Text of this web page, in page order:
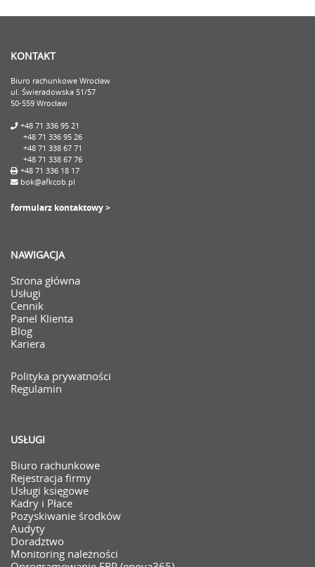
KONTAKT
Biuro rachunkowe Wrocław
ul. Świeradowska 51/57
50-559 Wrocław
+48 71 336 95 21
+48 71 336 95 26
+48 71 338 67 71
+48 71 338 67 76
+48 71 336 18 17
bok@afkcob.pl
formularz kontaktowy >
NAWIGACJA
Strona główna
Usługi
Cennik
Panel Klienta
Blog
Kariera
Polityka prywatności
Regulamin
USŁUGI
Biuro rachunkowe
Rejestracja firmy
Usługi księgowe
Kadry i Płace
Pozyskiwanie środków
Audyty
Doradztwo
Monitoring należności